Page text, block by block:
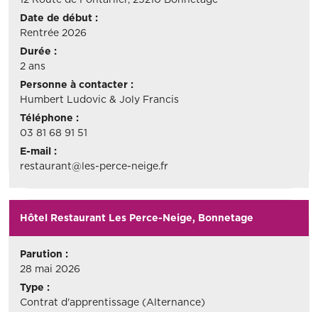
Date de début :
Rentrée 2026
Durée :
2 ans
Personne à contacter :
Humbert Ludovic & Joly Francis
Téléphone :
03 81 68 91 51
E-mail :
restaurant@les-perce-neige.fr
Hôtel Restaurant Les Perce-Neige, Bonnetage
Parution :
28 mai 2026
Type :
Contrat d'apprentissage (Alternance)